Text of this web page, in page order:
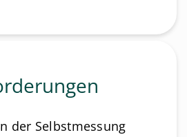
der Selbstmessung